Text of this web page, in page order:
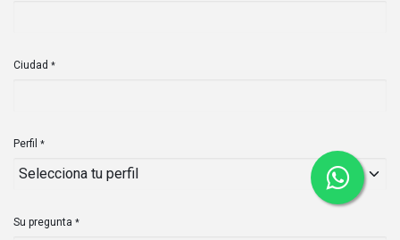
Ciudad *
Perfil *
Su pregunta *